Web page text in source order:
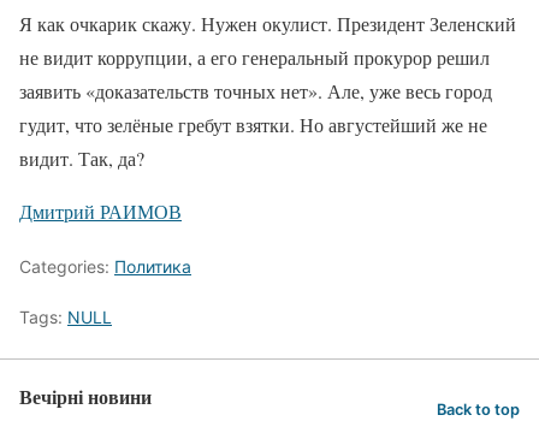
Я как очкарик скажу. Нужен окулист. Президент Зеленский
не видит коррупции, а его генеральный прокурор решил
заявить «доказательств точных нет». Але, уже весь город
гудит, что зелёные гребут взятки. Но августейший же не
видит. Так, да?
Дмитрий РАИМОВ
Categories: Политика
Tags: NULL
Вечірні новини Back to top